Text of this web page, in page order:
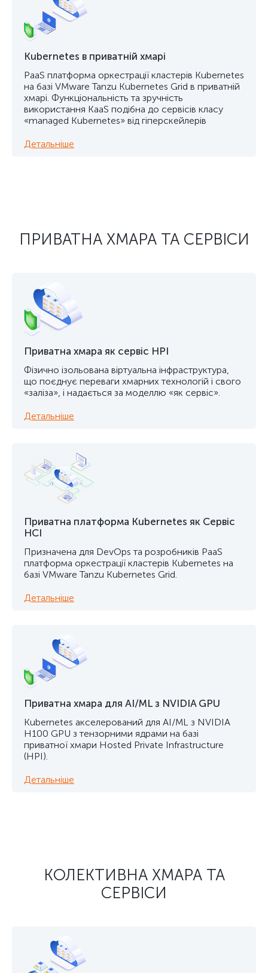
Kubernetes в приватній хмарі
PaaS платформа оркестрації кластерів Kubernetes
на базі VMware Tanzu Kubernetes Grid в приватній
хмарі. Функціональність та зручність
використання KaaS подібна до сервісів класу
«managed Kubernetes» від гіперскейлерів
Детальніше
ПРИВАТНА ХМАРА ТА СЕРВІСИ
Приватна хмара як сервіс HPI
Фізично ізольована віртуальна інфраструктура,
що поєднує переваги хмарних технологій і свого
«заліза», і надається за моделлю «як сервіс».
Детальніше
Приватна платформа Kubernetes як Сервіс
HCI
Призначена для DevOps та розробників PaaS
платформа оркестрації кластерів Kubernetes на
базі VMware Tanzu Kubernetes Grid.
Детальніше
Приватна хмара для AI/ML з NVIDIA GPU
Kubernetes акселерований для AI/ML з NVIDIA
H100 GPU з тензорними ядрами на базі
приватної хмари Hosted Private Infrastructure
(HPI).
Детальніше
КОЛЕКТИВНА ХМАРА ТА
СЕРВІСИ